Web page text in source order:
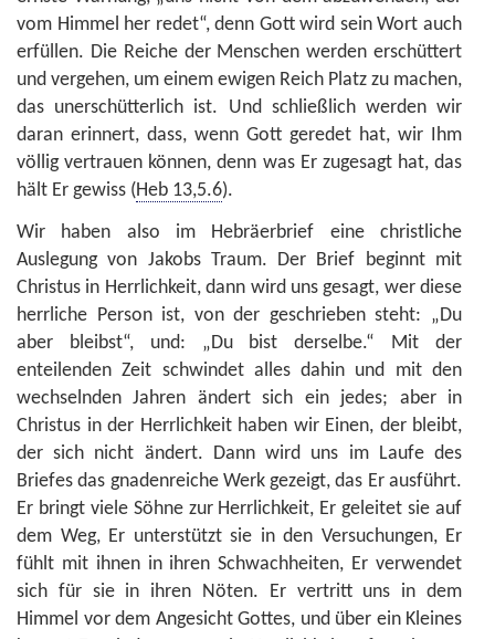
vom Himmel her redet“, denn Gott wird sein Wort auch
erfüllen. Die Reiche der Menschen werden erschüttert
und vergehen, um einem ewigen Reich Platz zu machen,
das unerschütterlich ist. Und schließlich werden wir
daran erinnert, dass, wenn Gott geredet hat, wir Ihm
völlig vertrauen können, denn was Er zugesagt hat, das
hält Er gewiss (Heb 13,5.6).
Wir haben also im Hebräerbrief eine christliche
Auslegung von Jakobs Traum. Der Brief beginnt mit
Christus in Herrlichkeit, dann wird uns gesagt, wer diese
herrliche Person ist, von der geschrieben steht: „Du
aber bleibst“, und: „Du bist derselbe.“ Mit der
enteilenden Zeit schwindet alles dahin und mit den
wechselnden Jahren ändert sich ein jedes; aber in
Christus in der Herrlichkeit haben wir Einen, der bleibt,
der sich nicht ändert. Dann wird uns im Laufe des
Briefes das gnadenreiche Werk gezeigt, das Er ausführt.
Er bringt viele Söhne zur Herrlichkeit, Er geleitet sie auf
dem Weg, Er unterstützt sie in den Versuchungen, Er
fühlt mit ihnen in ihren Schwachheiten, Er verwendet
sich für sie in ihren Nöten. Er vertritt uns in dem
Himmel vor dem Angesicht Gottes, und über ein Kleines